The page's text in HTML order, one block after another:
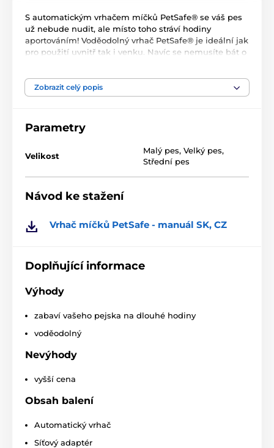
S automatickým vrhačem míčků PetSafe® se váš pes
už nebude nudit, ale místo toho stráví hodiny
aportováním! Voděodolný vrhač PetSafe® je ideální jak
pro použití uvnitř tak i venku. Navíc se nemusíte bát o
okolí.
Vrhač PetSafe® můžete nastavit až na 9 délek dosahu
tenisové míčky standardním rozměrem v 45
Zobrazit celý popis
Parametry
Velikost
Malý pes, Velký pes,
Střední pes
Návod ke stažení
Vrhač míčků PetSafe - manuál SK, CZ
Doplňující informace
Výhody
zabaví vašeho pejska na dlouhé hodiny
voděodolný
Nevýhody
vyšší cena
Obsah balení
Automatický vrhač
Síťový adaptér